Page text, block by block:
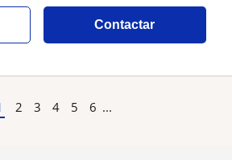
Contactar
2 3 4 5 6 ...